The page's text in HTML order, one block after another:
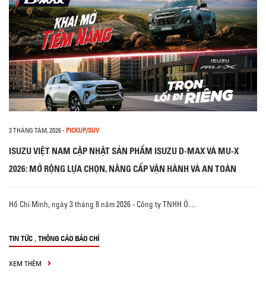
3 THÁNG TÁM, 2026- PICKUP/SUV
ISUZU VIỆT NAM CẬP NHẬT SẢN PHẨM ISUZU D-MAX VÀ MU-X
2026: MỞ RỘNG LỰA CHỌN, NÂNG CẤP VẬN HÀNH VÀ AN TOÀN
Hồ Chí Minh, ngày 3 tháng 8 năm 2026 - Công ty TNHH Ô…
TIN TỨC , THÔNG CÁO BÁO CHÍ
XEM THÊM